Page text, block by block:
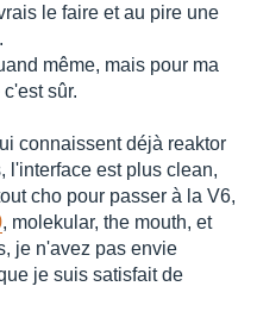
le faire et au pire une
même, mais pour ma
sûr.
connaissent déjà reaktor
l'interface est plus clean,
cho pour passer à la V6,
, molekular, the mouth, et
je n'avez pas envie
je suis satisfait de